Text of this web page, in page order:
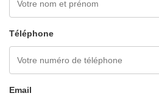
Téléphone
Email